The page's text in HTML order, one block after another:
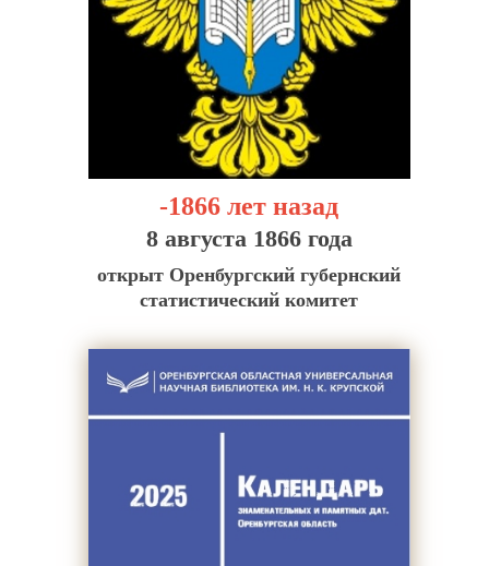
-1866 лет назад
8 августа 1866 года
открыт Оренбургский губернский
статистический комитет